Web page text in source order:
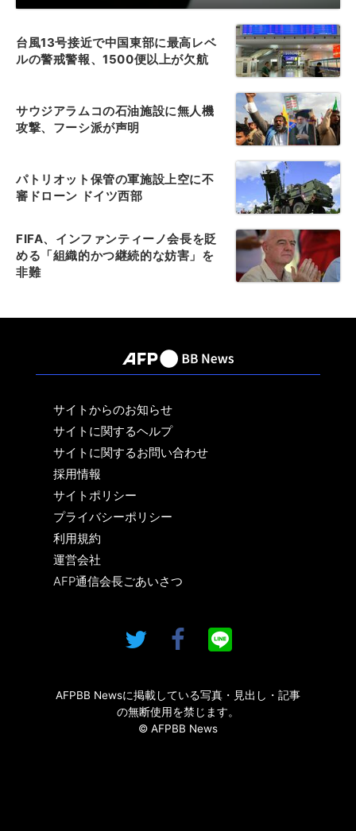
台風13号接近で中国東部に最高レベ
ルの警戒警報、1500便以上が欠航
サウジアラムコの石油施設に無人機
攻撃、フーシ派が声明
パトリオット保管の軍施設上空に不
審ドローン ドイツ西部
FIFA、インファンティーノ会長を貶
める「組織的かつ継続的な妨害」を
非難
サイトからのお知らせ
サイトに関するヘルプ
サイトに関するお問い合わせ
採用情報
サイトポリシー
プライバシーポリシー
利用規約
運営会社
AFP通信会長ごあいさつ
AFPBB Newsに掲載している写真・見出し・記事
の無断使用を禁じます。
© AFPBB News